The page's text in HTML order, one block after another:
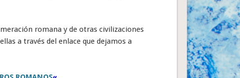
romana y de otras civilizaciones
a través del enlace que dejamos a